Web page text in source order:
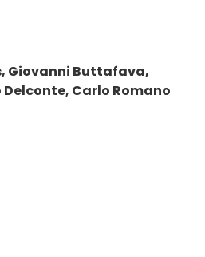
Giovanni Buttafava,
Delconte, Carlo Romano